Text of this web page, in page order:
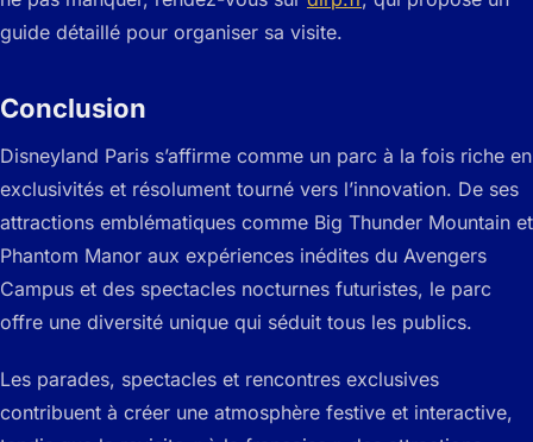
guide détaillé pour organiser sa visite.
Conclusion
Disneyland Paris s’affirme comme un parc à la fois riche en
exclusivités et résolument tourné vers l’innovation. De ses
attractions emblématiques comme Big Thunder Mountain et
Phantom Manor aux expériences inédites du Avengers
Campus et des spectacles nocturnes futuristes, le parc
offre une diversité unique qui séduit tous les publics.
Les parades, spectacles et rencontres exclusives
contribuent à créer une atmosphère festive et interactive,